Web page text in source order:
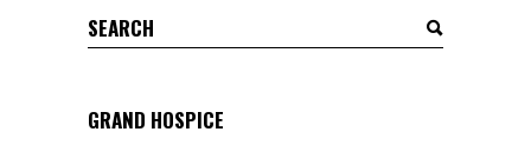
Search
for:
GRAND HOSPICE